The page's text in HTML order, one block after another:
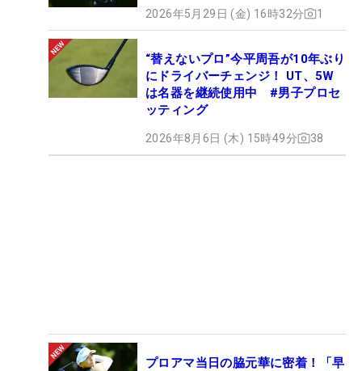
2026年5月29日 (金) 16時32分 1
“替えないプロ”今平周吾が10年ぶり
にドライバーチェンジ！ UT、5W
は名器を継続使用中 #男子プロセ
ッティング
2026年8月6日 (木) 15時49分 38
プロアマ当日の脇元華に密着！「早